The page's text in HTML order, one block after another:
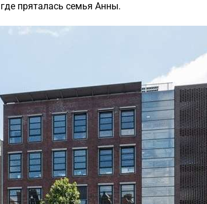
пряталась семья Анны.